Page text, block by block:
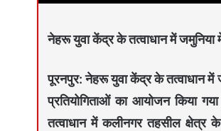
नेहरू युवा केंद्र के तत्वाधान में जमुनिया
पूरनपुर: नेहरू युवा केंद्र के तत्वाधान में
प्रतियोगिताओं का आयोजन किया
तत्वाधान में कलीनगर तहसील क्षेत्र